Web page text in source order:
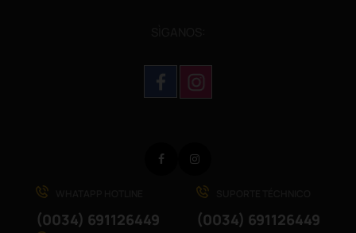
(0034) 691126449 (0034) 691126449
Facebook